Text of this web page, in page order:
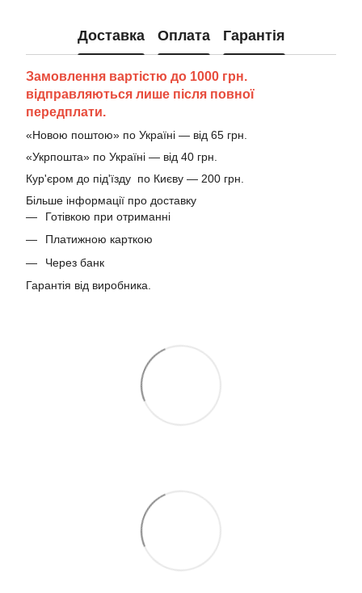
Доставка Оплата Гарантія
Замовлення вартістю до 1000 грн.
відправляються лише після повної
передплати.
«Новою поштою» по Україні — від 65 грн.
«Укрпошта» по Україні — від 40 грн.
Кур'єром до під'їзду по Києву — 200 грн.
Більше інформації про доставку
Готівкою при отриманні
Платижною карткою
Через банк
Гарантія від виробника.